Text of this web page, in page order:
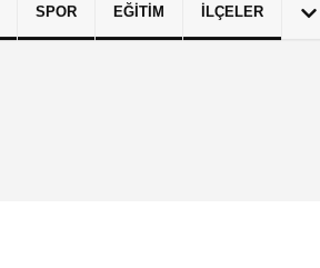
SPOR EĞITIM İLÇELER